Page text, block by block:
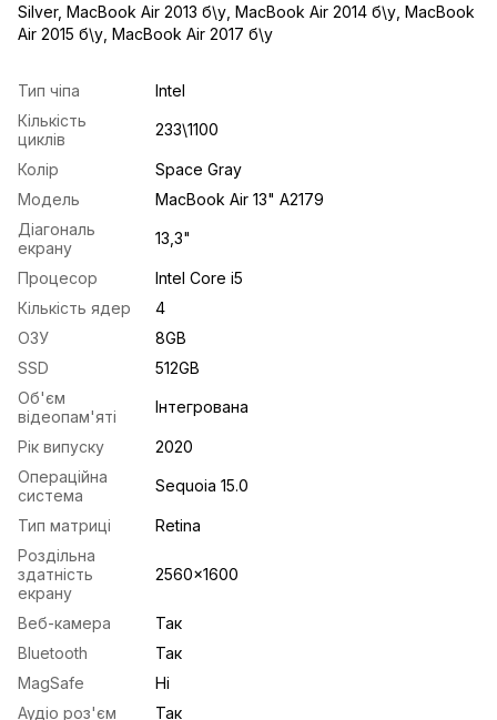
Silver, MacBook Air 2013 б\у MacBook Air 2014 б\у MacBook
Air 2015 б\у MacBook Air 2017 б\у
Тип чіпа
Intel
Кількість
циклів
233\1100
Колір
Space Gray
Модель
MacBook Air 13" A2179
Діагональ
екрану
13,3"
Процесор
Intel Core i5
Кількість ядер
4
ОЗУ
8GB
SSD
512GB
Об'єм
відеопам'яті
Інтегрована
Рік випуску
2020
Операційна
система
Sequoia 15.0
Тип матриці
Retina
Роздільна
здатність
екрану
2560x1600
Веб-камера
Так
Bluetooth
Так
MagSafe
Ні
Аудіо роз'єм
Так